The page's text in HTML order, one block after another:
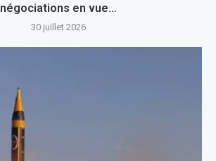
négociations en vue…
30 juillet 2026